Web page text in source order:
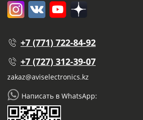
+7 (771) 722-84-92
+7 (727) 312-39-07
zakaz@aviselectronics.kz
Написать в WhatsApp: